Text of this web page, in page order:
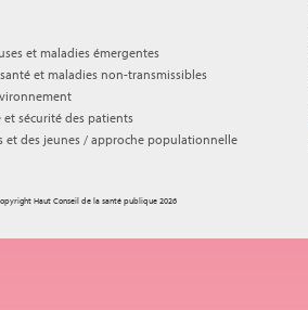
et maladies émergentes
et maladies non-transmissibles
et sécurité des patients
et des jeunes / approche populationnelle
Haut Conseil de la santé publique 2026